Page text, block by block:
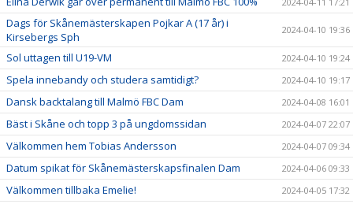
Dags för Skånemästerskapen Pojkar A (17 år) i
Kirsebergs Sph
2024-04-10 19:36
Sol uttagen till U19-VM 2024-04-10 19:24
Spela innebandy och studera samtidigt? 2024-04-10 19:17
Dansk backtalang till Malmö FBC Dam 2024-04-08 16:01
Bäst i Skåne och topp 3 på ungdomssidan 2024-04-07 22:07
Välkommen hem Tobias Andersson 2024-04-07 09:34
Datum spikat för Skånemästerskapsfinalen Dam 2024-04-06 09:33
Välkommen tillbaka Emelie! 2024-04-05 17:32